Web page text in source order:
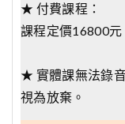
★ 付費課程：
課程定價16800
★ 實體課無法錄
視為放棄。